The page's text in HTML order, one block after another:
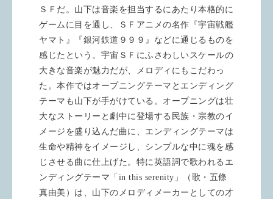
ＳＦだ。山下は音楽を担当するにあたり本格的に
ゲームに目を通し、ＳＦアニメの名作『宇宙戦艦
ヤマト』『銀河鉄道９９９』などに通じるものを
感じたという。宇宙ＳＦにふさわしいスケールの
大きな音楽が魅力だが、メロディにもこだわっ
た。本作ではオープニングテーマとエンディング
テーマも山下が手がけている。オープニングは壮
大なストーリーと劇中に登場する民族・宗教のイ
メージを盛り込んだ曲に、エンディングテーマは
生命や精神をイメージし、シンプルな中に魂を感
じさせる曲に仕上げた。特に英語詞で歌われるエ
ンディングテーマ「 in this serenity 」（歌・五條
真由美）は、山下のメロディメーカーとしての才